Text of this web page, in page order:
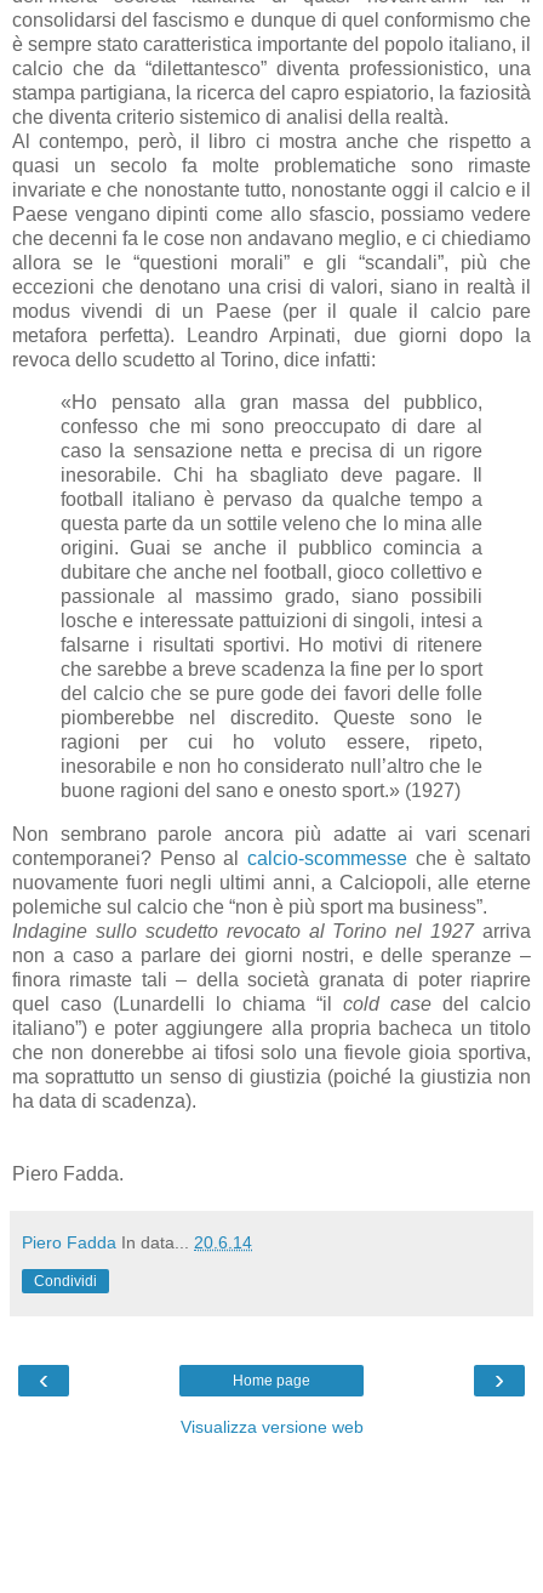
consolidarsi del fascismo e dunque di quel conformismo che
è sempre stato caratteristica importante del popolo italiano, il
calcio che da “dilettantesco” diventa professionistico, una
stampa partigiana, la ricerca del capro espiatorio, la faziosità
che diventa criterio sistemico di analisi della realtà.
Al contempo, però, il libro ci mostra anche che rispetto a
quasi un secolo fa molte problematiche sono rimaste
invariate e che nonostante tutto, nonostante oggi il calcio e il
Paese vengano dipinti come allo sfascio, possiamo vedere
che decenni fa le cose non andavano meglio, e ci chiediamo
allora se le “questioni morali” e gli “scandali”, più che
eccezioni che denotano una crisi di valori, siano in realtà il
modus vivendi di un Paese (per il quale il calcio pare
metafora perfetta). Leandro Arpinati, due giorni dopo la
revoca dello scudetto al Torino, dice infatti:
«Ho pensato alla gran massa del pubblico,
confesso che mi sono preoccupato di dare al
caso la sensazione netta e precisa di un rigore
inesorabile. Chi ha sbagliato deve pagare. Il
football italiano è pervaso da qualche tempo a
questa parte da un sottile veleno che lo mina alle
origini. Guai se anche il pubblico comincia a
dubitare che anche nel football, gioco collettivo e
passionale al massimo grado, siano possibili
losche e interessate pattuizioni di singoli, intesi a
falsarne i risultati sportivi. Ho motivi di ritenere
che sarebbe a breve scadenza la fine per lo sport
del calcio che se pure gode dei favori delle folle
piomberebbe nel discredito. Queste sono le
ragioni per cui ho voluto essere, ripeto,
inesorabile e non ho considerato null’altro che le
buone ragioni del sano e onesto sport.» (1927)
Non sembrano parole ancora più adatte ai vari scenari
contemporanei? Penso al calcio-scommesse che è saltato
nuovamente fuori negli ultimi anni, a Calciopoli, alle eterne
polemiche sul calcio che “non è più sport ma business”.
Indagine sullo scudetto revocato al Torino nel 1927arriva
non a caso a parlare dei giorni nostri, e delle speranze –
finora rimaste tali – della società granata di poter riaprire
quel caso (Lunardelli lo chiama “il cold case del calcio
italiano”) e poter aggiungere alla propria bacheca un titolo
che non donerebbe ai tifosi solo una fievole gioia sportiva,
ma soprattutto un senso di giustizia (poiché la giustizia non
ha data di scadenza).
Piero Fadda.
Piero Fadda In data... 20.6.14
Condividi
‹ ›
Home page
Visualizza versione web